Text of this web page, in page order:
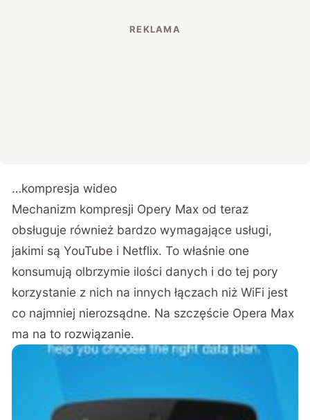
…kompresja wideo
Mechanizm kompresji Opery Max od teraz
obsługuje również bardzo wymagające usługi,
jakimi są YouTube i Netflix. To właśnie one
konsumują olbrzymie ilości danych i do tej pory
korzystanie z nich na innych łączach niż WiFi jest
co najmniej nierozsądne. Na szczęście Opera Max
ma na to rozwiązanie.